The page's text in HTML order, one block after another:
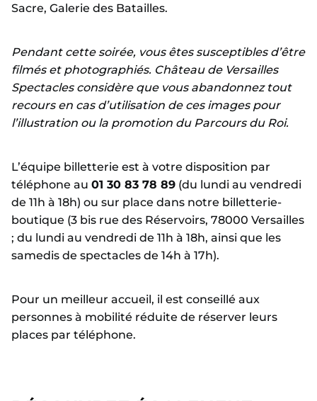
Sacre, Galerie des Batailles.
Pendant cette soirée, vous êtes susceptibles d’être
filmés et photographiés. Château de Versailles
Spectacles considère que vous abandonnez tout
recours en cas d’utilisation de ces images pour
l’illustration ou la promotion du Parcours du Roi.
L’équipe billetterie est à votre disposition par
téléphone au 01 30 83 78 89 (du lundi au vendredi
de 11h à 18h) ou sur place dans notre billetterie-
boutique (3 bis rue des Réservoirs, 78000 Versailles
; du lundi au vendredi de 11h à 18h, ainsi que les
samedis de spectacles de 14h à 17h).
Pour un meilleur accueil, il est conseillé aux
personnes à mobilité réduite de réserver leurs
places par téléphone.